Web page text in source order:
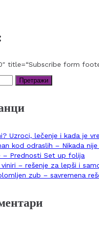
title=“Subscribe form
Uzroci, lečenje i kada je
kod odraslih – Nikada nije
– Prednosti Set up folija
– rešenje za lepši i
zub – savremena